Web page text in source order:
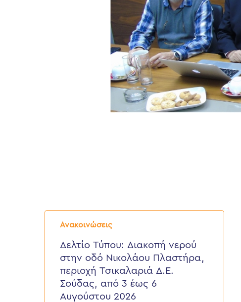
Ανακοινώσεις
Δελτίο
Τύπου:
νερού
στην
Νικολάου
Πλαστήρα,
περιοχή
Τσικαλαριά
Δελτίο Τύπου: Διακοπή νερού
στην οδό Νικολάου Πλαστήρα,
περιοχή Τσικαλαριά Δ.Ε.
Σούδας, από 3 έως 6
Αυγούστου 2026